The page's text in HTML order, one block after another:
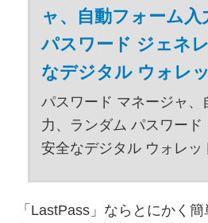
ャ、自動フォーム
パスワード ジェネ
なデジタル ウォレ
パスワード マネージャ、
力、ランダム パスワード
安全なデジタル ウォレッ
「LastPass」ならとにかく